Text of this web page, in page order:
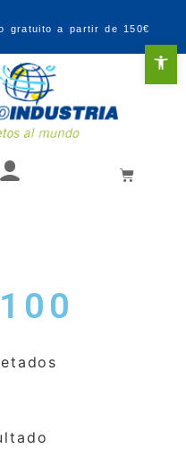
gratuito a partir de 150€